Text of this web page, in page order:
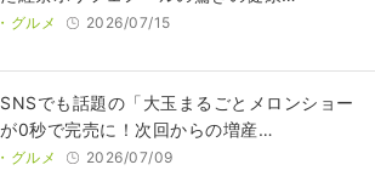
グルメ 2026/07/15
でも話題の「大玉まるごとメロンショー
が0秒で完売に！次回からの増産…
グルメ 2026/07/09